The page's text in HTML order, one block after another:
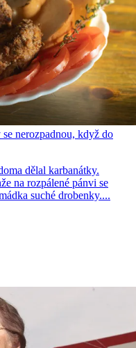
nerozpadnou, když do
dělal karbanátky.
na rozpálené pánvi se
suché drobenky....